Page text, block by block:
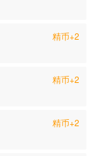
精币+2
精币+2
精币+2